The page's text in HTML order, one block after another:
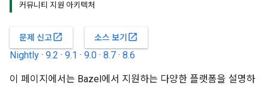
커뮤니티 지원 아키텍처
문제 신고open_in_new 소스 보기 open_in_new
Nightly · 9.2 · 9.1 · 9.0 · 8.7 · 8.6
이 페이지에서는 Bazel에서 지원하는 다양한 플랫폼을 설명하